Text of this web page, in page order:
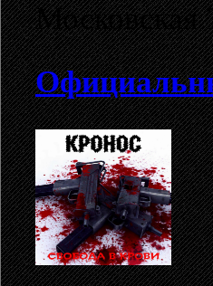
Московская